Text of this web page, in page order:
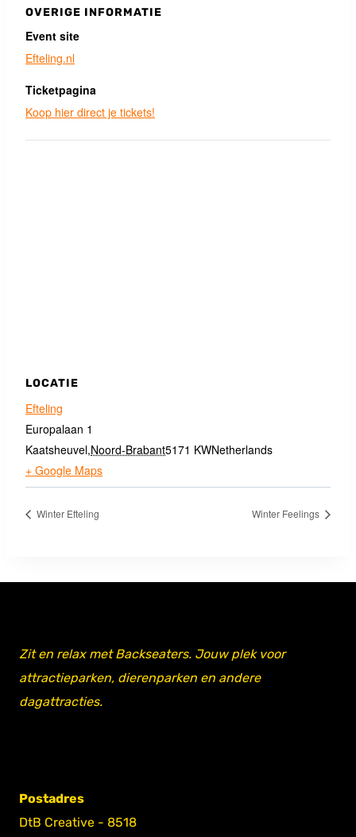
OVERIGE INFORMATIE
Event site
Efteling.nl
Ticketpagina
Koop hier direct je tickets!
LOCATIE
Efteling
Europalaan 1
Kaatsheuvel,Noord-Brabant5171 KWNetherlands
+ Google Maps
Winter Efteling Winter Feelings
Zit en relax met Backseaters. Jouw plek voor
attractieparken, dierenparken en andere
dagattracties.
Postadres
DtB Creative - 8518